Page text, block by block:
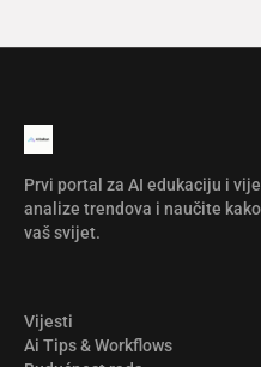
Prvi portal za AI edukaciju i
analize trendova i naučite
vaš svijet.
Vijesti
Ai Tips & Workflows